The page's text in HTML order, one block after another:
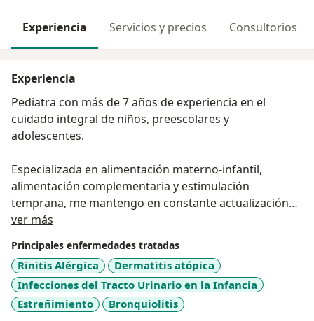
Experiencia Servicios y precios Consultorios
Experiencia
Pediatra con más de 7 años de experiencia en el
cuidado integral de niños, preescolares y
adolescentes.
Especializada en alimentación materno-infantil,
alimentación complementaria y estimulación
temprana, me mantengo en constante actualización
para ofrecer un acompañamiento basado en las
Mi enfoque trasciende la consulta tradicional,
integrando conocimientos en ayurveda para brindar
una atención holística y personalizada, adaptada a las
ver más
Principales enfermedades tratadas
Rinitis Alérgica
Dermatitis atópica
Infecciones del Tracto Urinario en la Infancia
Estreñimiento
Bronquiolitis